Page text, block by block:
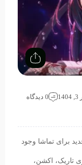
0 دیدگاه
برای تماشا وجود
تاریک، اکشن،